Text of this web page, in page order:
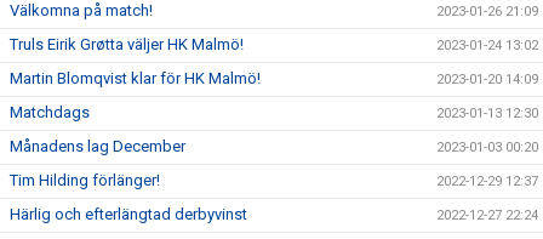
Välkomna på match! 2023-01-26 21:09
Truls Eirik Grøtta väljer HK Malmö! 2023-01-24 13:02
Martin Blomqvist klar för HK Malmö! 2023-01-20 14:09
Matchdags 2023-01-13 12:30
Månadens lag December 2023-01-03 00:20
Tim Hilding förlänger! 2022-12-29 12:37
Härlig och efterlängtad derbyvinst 2022-12-27 22:24